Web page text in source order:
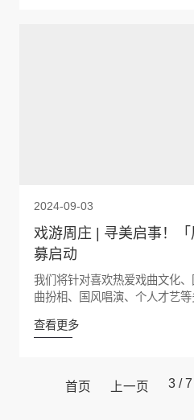
2024-09-03
戏游周庄 | 寻美启事！
募启动
我们将针对喜欢热爱戏曲文化
曲扮相、国风唱演、个人才艺等
查看更多
首页 上一页 3 / 7